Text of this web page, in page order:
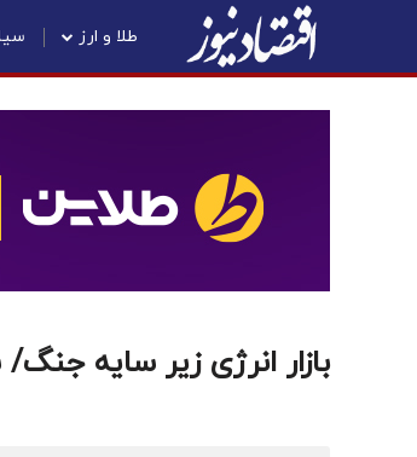
طلا و ارز
بازار انرژی زیر سایه